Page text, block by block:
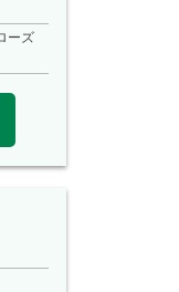
ーズ